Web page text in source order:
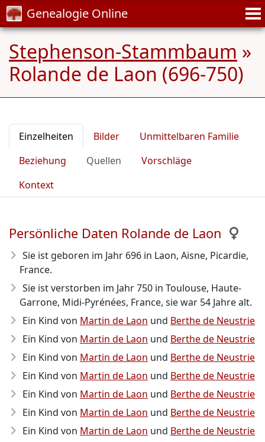
Genealogie Online
Stephenson-Stammbaum »
Rolande de Laon (696-750)
Einzelheiten Bilder
Unmittelbaren Familie
Beziehung
Quellen
Vorschläge
Kontext
Persönliche Daten Rolande de Laon
Sie ist geboren im Jahr 696 in Laon, Aisne, Picardie,
France.
Sie ist verstorben im Jahr 750 in Toulouse, Haute-
Garrone, Midi-Pyrénées, France, sie war 54 Jahre alt.
Ein Kind von Martin de Laon und Berthe de Neustrie
Ein Kind von Martin de Laon und Berthe de Neustrie
Ein Kind von Martin de Laon und Berthe de Neustrie
Ein Kind von Martin de Laon und Berthe de Neustrie
Ein Kind von Martin de Laon und Berthe de Neustrie
Ein Kind von Martin de Laon und Berthe de Neustrie
Ein Kind von Martin de Laon und Berthe de Neustrie